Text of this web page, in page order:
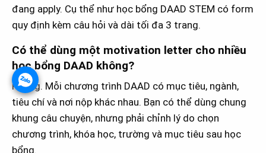
đang apply. Cụ thể như học bổng DAAD STEM có form
quy định kèm câu hỏi và dài tối đa 3 trang.
Có thể dùng một motivation letter cho nhiều
học bổng DAAD không?
Không. Mỗi chương trình DAAD có mục tiêu, ngành,
tiêu chí và nơi nộp khác nhau. Bạn có thể dùng chung
khung câu chuyện, nhưng phải chỉnh lý do chọn
chương trình, khóa học, trường và mục tiêu sau học
bổng.